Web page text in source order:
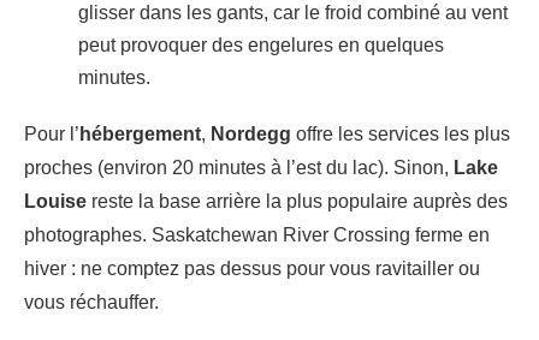
glisser dans les gants, car le froid combiné au vent
peut provoquer des engelures en quelques
minutes.
Pour l’ hébergement, Nordegg offre les services les plus
proches (environ 20 minutes à l’est du lac). Sinon, Lake
Louise reste la base arrière la plus populaire auprès des
photographes. Saskatchewan River Crossing ferme en
hiver : ne comptez pas dessus pour vous ravitailler ou
vous réchauffer.